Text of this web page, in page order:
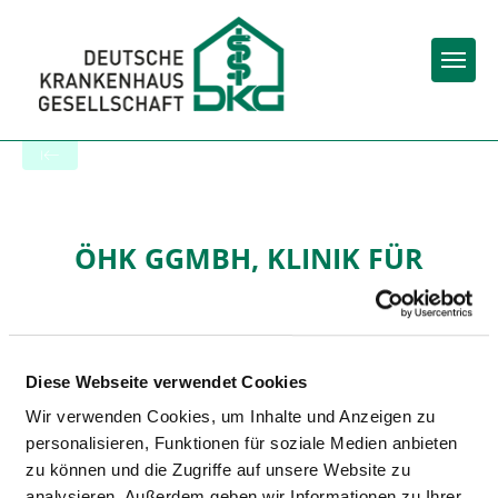
Diese Webseite verwendet Cookies
Wir verwenden Cookies, um Inhalte und Anzeigen zu
personalisieren, Funktionen für soziale Medien anbieten
zu können und die Zugriffe auf unsere Website zu
ÖHK GGMBH, KLINIK FÜR
JUGENDPSYCHIATRIE UND -
TAGESKLINIK UND AMBULANZ
EISENACH